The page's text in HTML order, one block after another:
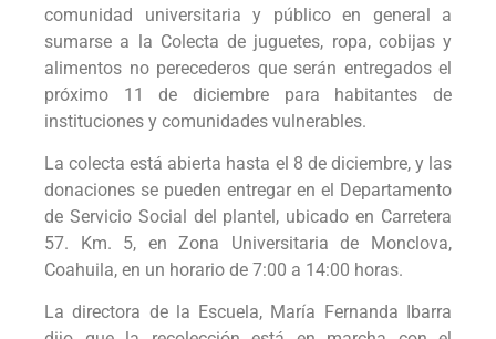
comunidad universitaria y público en general a
sumarse a la Colecta de juguetes, ropa, cobijas y
alimentos no perecederos que serán entregados el
próximo 11 de diciembre para habitantes de
instituciones y comunidades vulnerables.
La colecta está abierta hasta el 8 de diciembre, y las
donaciones se pueden entregar en el Departamento
de Servicio Social del plantel, ubicado en Carretera
57. Km. 5, en Zona Universitaria de Monclova,
Coahuila, en un horario de 7:00 a 14:00 horas.
La directora de la Escuela, María Fernanda Ibarra